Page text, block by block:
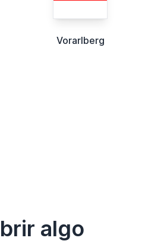
Vorarlberg
algo